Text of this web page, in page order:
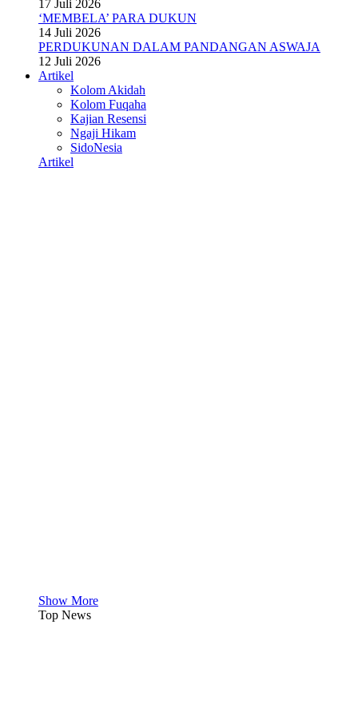
17 Juli 2026
‘MEMBELA’ PARA DUKUN
14 Juli 2026
PERDUKUNAN DALAM PANDANGAN ASWAJA
12 Juli 2026
Artikel
Kolom Akidah
Kolom Fuqaha
Kajian Resensi
Ngaji Hikam
SidoNesia
Artikel
Show More
Top News